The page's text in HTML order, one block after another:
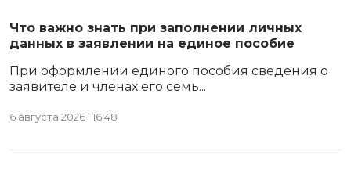
Что важно знать при заполнении личных
данных в заявлении на единое пособие
При оформлении единого пособия сведения о
заявителе и членах его семь...
6 августа 2026 | 16:48